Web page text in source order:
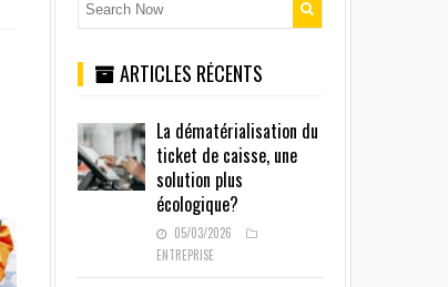
ARTICLES RÉCENTS
La dématérialisation du
ticket de caisse, une
solution plus
écologique?
05/03/2026
ENTREPRISE